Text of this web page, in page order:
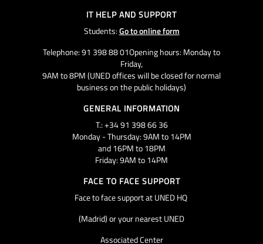
IT HELP AND SUPPORT
Students:Go to online form
Telephone: 91 398 88 01Opening hours: Monday to
Friday,
9AM to 8PM (UNED offices will be closed for normal
business on the public holidays)
GENERAL INFORMATION
T.: +34 91 398 66 36
Monday - Thursday: 9AM to 14PM
and 16PM to 18PM
Friday: 9AM to 14PM
FACE TO FACE SUPPORT
Face to face support at UNED HQ
(Madrid) or your nearest UNED
Associated Center